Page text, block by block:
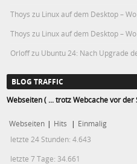
Thoys zu Linux auf dem Desktop –
Thoys zu Linux auf dem Desktop –
Orloffzu Ubuntu 24: Nach Upgrade
BLOG TRAFFIC
Webseiten ( ... trotz Webcache vor der
Webseiten | Hits | Einmalig
letzte 24 Stunden:4.643
letzte 7 Tage: 34.661